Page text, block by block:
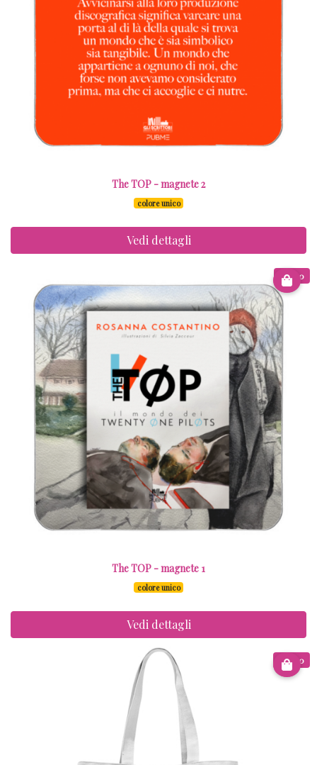
The TOP - magnete 2
colore unico
Vedi dettagli
€ 6.00
The TOP - magnete 1
colore unico
Vedi dettagli
€ 9.00